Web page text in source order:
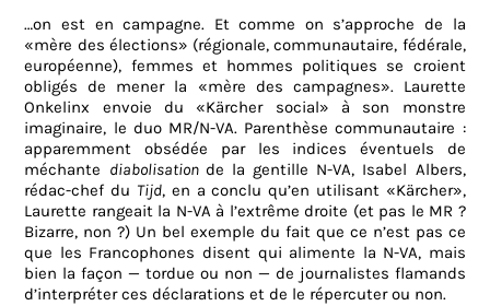
…on estencampagne. Et comme on s’approche de la
«mère des élections» (régionale, communautaire, fédérale,
européenne), femmes et hommes politiques se croient
obligés de mener la «mère des campagnes». Laurette
Onkelinx envoie du «Kärcher social» à son monstre
imaginaire, le duo MR/N-VA. Parenthèse communautaire :
apparemment obsédée par les indices éventuels de
méchante diabolisation de la gentille N-VA, Isabel Albers,
rédac-chef du Tijd, en a conclu qu’en utilisant «Kärcher»,
Laurette rangeait la N-VA à l’extrême droite (et pas le MR ?
Bizarre, non ?) Un bel exemple du fait que ce n’est pas ce
que les Francophones disent qui alimente la N-VA, mais
bien la façon — tordue ou non — de journalistes flamands
d’interpréter ces déclarations et de le répercuter ou non.